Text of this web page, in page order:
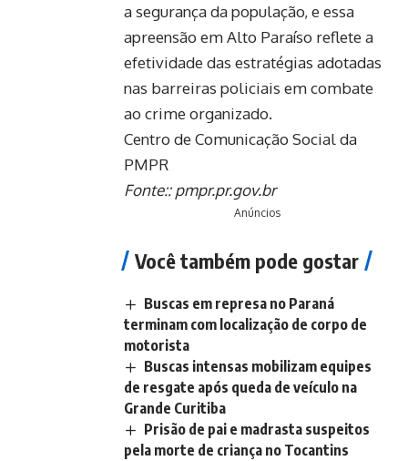
a segurança da população, e essa
apreensão em Alto Paraíso reflete a
efetividade das estratégias adotadas
nas barreiras policiais em combate
ao crime organizado.
Centro de Comunicação Social da
PMPR
Fonte::pmpr.pr.gov.br
Anúncios
Você também pode gostar
Buscas em represa no Paraná
terminam com localização de corpo de
motorista
Buscas intensas mobilizam equipes
de resgate após queda de veículo na
Grande Curitiba
Prisão de pai e madrasta suspeitos
pela morte de criança no Tocantins